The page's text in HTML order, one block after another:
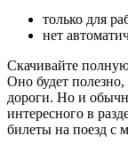
только для
нет
Скачивайте
Оно будет
дороги. Но и
интересного в
билеты на поезд с